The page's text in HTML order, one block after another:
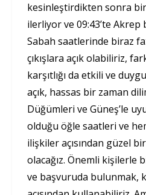
kesinleştirdikten sonra
ilerliyor ve 09:43’te Akrep
Sabah saatlerinde biraz
çıkışlara açık olabiliriz,
karşıtlığı da etkili ve
açık, hassas bir zaman
Düğümleri ve Güneş’le
olduğu öğle saatleri ve
ilişkiler açısından güzel
olacağız. Önemli kişilerle
ve başvuruda bulunmak,